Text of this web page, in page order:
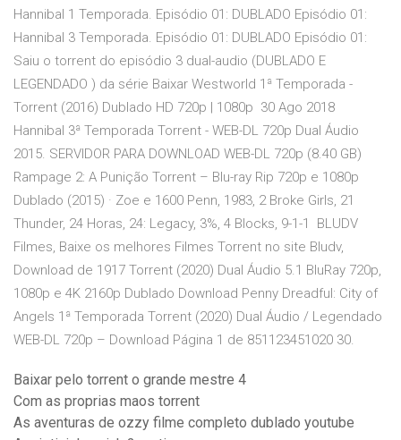
Hannibal 1 Temporada. Episódio 01: DUBLADO Episódio 01:
Hannibal 3 Temporada. Episódio 01: DUBLADO Episódio 01:
Saiu o torrent do episódio 3 dual-audio (DUBLADO E
LEGENDADO ) da série Baixar Westworld 1ª Temporada -
Torrent (2016) Dublado HD 720p | 1080p 30 Ago 2018
Hannibal 3ª Temporada Torrent - WEB-DL 720p Dual Áudio
2015. SERVIDOR PARA DOWNLOAD WEB-DL 720p (8.40 GB)
Rampage 2: A Punição Torrent – Blu-ray Rip 720p e 1080p
Dublado (2015) · Zoe e 1600 Penn, 1983, 2 Broke Girls, 21
Thunder, 24 Horas, 24: Legacy, 3%, 4 Blocks, 9-1-1 BLUDV
Filmes, Baixe os melhores Filmes Torrent no site Bludv,
Download de 1917 Torrent (2020) Dual Áudio 5.1 BluRay 720p,
1080p e 4K 2160p Dublado Download Penny Dreadful: City of
Angels 1ª Temporada Torrent (2020) Dual Áudio / Legendado
WEB-DL 720p – Download Página 1 de 851123451020 30.
Baixar pelo torrent o grande mestre 4
Com as proprias maos torrent
As aventuras de ozzy filme completo dublado youtube